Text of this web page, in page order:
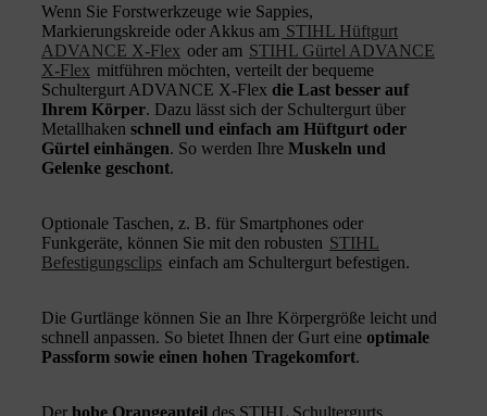
Wenn Sie Forstwerkzeuge wie Sappies,
Markierungskreide oder Akkus am STIHL Hüftgurt
ADVANCE X-Flex oder am STIHL Gürtel ADVANCE
X-Flex mitführen möchten, verteilt der bequeme
Schultergurt ADVANCE X-Flex die Last besser auf
Ihrem Körper. Dazu lässt sich der Schultergurt über
Metallhaken schnell und einfach am Hüftgurt oder
Gürtel einhängen. So werden Ihre Muskeln und
Gelenke geschont.
Optionale Taschen, z. B. für Smartphones oder
Funkgeräte, können Sie mit den robusten STIHL
Befestigungsclips einfach am Schultergurt befestigen.
Die Gurtlänge können Sie an Ihre Körpergröße leicht und
schnell anpassen. So bietet Ihnen der Gurt eine optimale
Passform sowie einen hohen Tragekomfort.
Der hohe Orangeanteil des STIHL Schultergurts